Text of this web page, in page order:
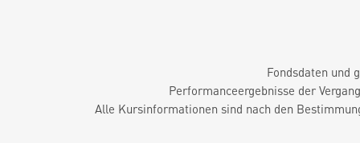
Fondsdaten und
Performanceergebnisse der
Alle Kursinformationen sind nach den